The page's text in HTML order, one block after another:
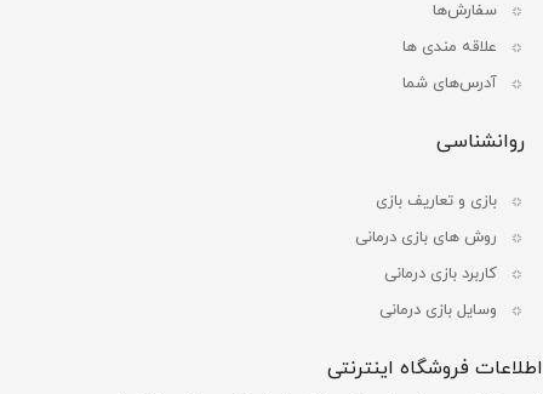
سفارش‌ها
علاقه مندی ها
آدرس‌های شما
روانشناسی
بازی و تعاریف بازی
روش های بازی درمانی
کاربرد بازی درمانی
وسایل بازی درمانی
اطلاعات فروشگاه اینترنتی